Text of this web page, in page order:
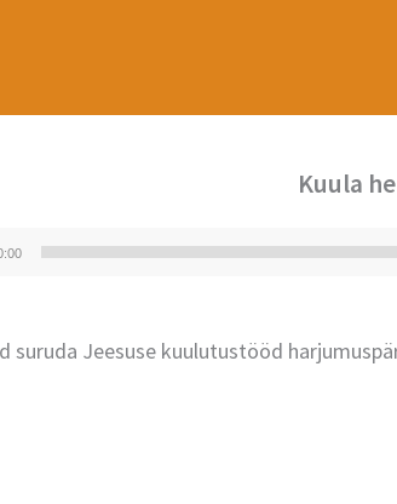
Kuula
suruda Jeesuse kuulutustööd